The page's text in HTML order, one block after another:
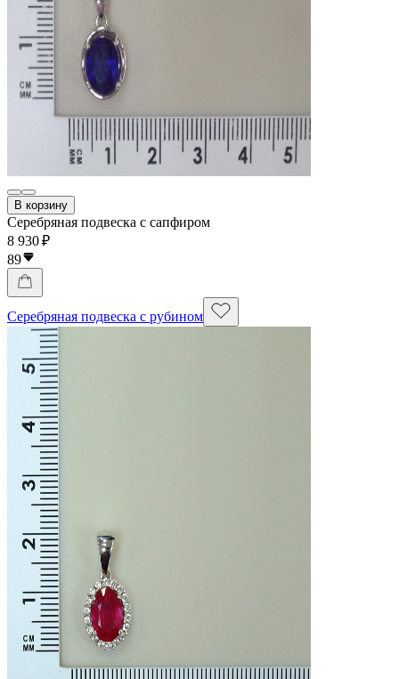
В корзину
Серебряная подвеска с сапфиром
8 930 ₽
89
Серебряная подвеска с рубином